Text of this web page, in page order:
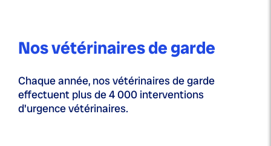
Nos vétérinaires de garde
Chaque année, nos vétérinaires de garde
effectuent plus de 4 000 interventions
d'urgence vétérinaires.